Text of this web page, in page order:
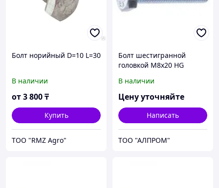
Болт норийный D=10 L=30
В наличии
от3 800₸
Купить
ТОО "RMZ Agro"
Болт шестигранной
головкой М8х20 HG
В наличии
Цену уточняйте
Написать
ТОО "АЛПРОМ"